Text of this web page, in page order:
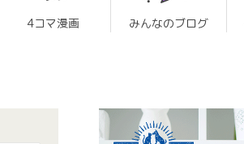
4コマ漫画 みんなのブログ